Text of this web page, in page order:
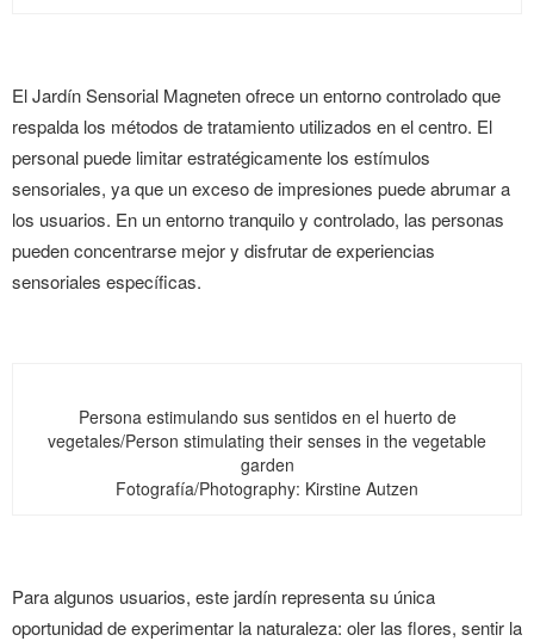
El Jardín Sensorial Magneten ofrece un entorno controlado que
respalda los métodos de tratamiento utilizados en el centro. El
personal puede limitar estratégicamente los estímulos
sensoriales, ya que un exceso de impresiones puede abrumar a
los usuarios. En un entorno tranquilo y controlado, las personas
pueden concentrarse mejor y disfrutar de experiencias
sensoriales específicas.
Persona estimulando sus sentidos en el huerto de
vegetales/Person stimulating their senses in the vegetable
garden
Fotografía/Photography: Kirstine Autzen
Para algunos usuarios, este jardín representa su única
oportunidad de experimentar la naturaleza: oler las flores, sentir la